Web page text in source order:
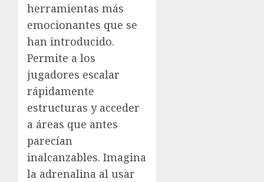
herramientas más
emocionantes que se
han introducido.
Permite a los
jugadores escalar
rápidamente
estructuras y acceder
a áreas que antes
parecían
inalcanzables. Imagina
la adrenalina al usar